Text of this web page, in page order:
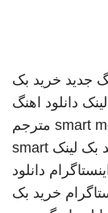
جدید خرید بک
دانلود اهنگ
smart مترجم
بک لینک smart
دانلود
خرید بک